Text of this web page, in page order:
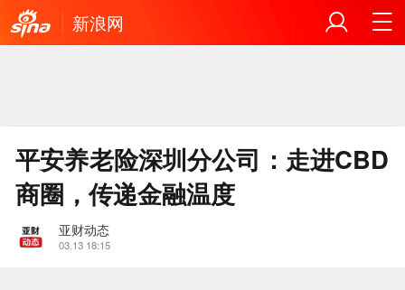
新浪网
平安养老险深圳分公司：走进CBD
商圈，传递金融温度
亚财动态
03.13 18:15